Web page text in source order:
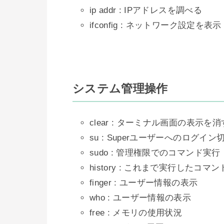
ip addr : IPアドレスを調べる
ifconfig : ネットワーク設定を表示
システム管理操作
clear : ターミナル画面の表示を消
su : Superユーザーへのログイン
sudo : 管理権限でのコマンド実行
history : これまで実行したコマン
finger : ユーザー情報の表示
who : ユーザー情報の表示
free : メモリの使用状況